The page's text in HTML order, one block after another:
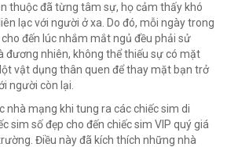
thuộc đã từng tâm sự, họ cảm thấy khó
lạc với người ở xa. Do đó, mỗi ngày trong
đến lúc nhắm mắt ngủ đều phải sử
đương nhiên, không thể thiếu sự có mặt
vật dụng thân quen để thay mặt bạn trở
người còn lại.
nhà mạng khi tung ra các chiếc sim di
sim số đẹp cho đến chiếc sim VIP quý giá
Điều này đã kích thích những nhà